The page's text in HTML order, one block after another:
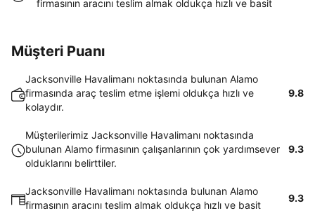
firmasının aracını teslim almak oldukça hızlı ve basit
Müşteri Puanı
Jacksonville Havalimanı noktasında bulunan Alamo
firmasında araç teslim etme işlemi oldukça hızlı ve
kolaydır.
9.8
Müşterilerimiz Jacksonville Havalimanı noktasında
bulunan Alamo firmasının çalışanlarının çok yardımsever
olduklarını belirttiler.
9.3
Jacksonville Havalimanı noktasında bulunan Alamo
firmasının aracını teslim almak oldukça hızlı ve basit
9.3